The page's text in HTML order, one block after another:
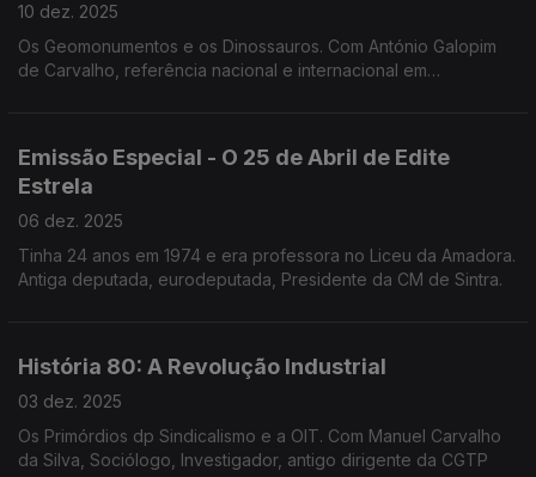
10 dez. 2025
Os Geomonumentos e os Dinossauros. Com António Galopim
de Carvalho, referência nacional e internacional em
Emissão Especial - O 25 de Abril de Edite
Estrela
06 dez. 2025
Tinha 24 anos em 1974 e era professora no Liceu da Amadora.
Antiga deputada, eurodeputada, Presidente da CM de Sintra.
História 80: A Revolução Industrial
03 dez. 2025
Os Primórdios dp Sindicalismo e a OIT. Com Manuel Carvalho
da Silva, Sociólogo, Investigador, antigo dirigente da CGTP